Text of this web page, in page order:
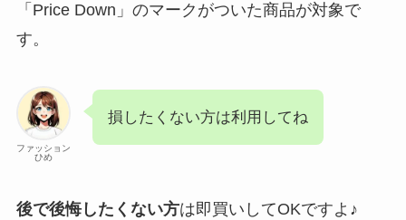
「Price Down」のマークがついた商品が対象で
す。
ファッション
ひめ
損したくない方は利用してね
後で後悔したくない方は即買いしてOKですよ♪